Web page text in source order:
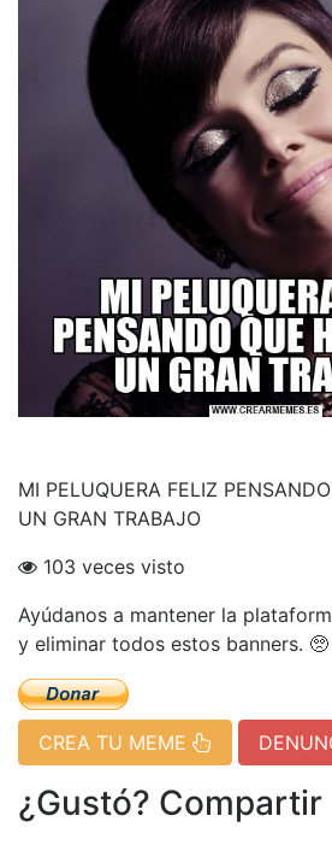
MI PELUQUERA FELIZ
UN GRAN TRABAJO
103 veces visto
Ayúdanos a mantener la
y eliminar todos estos banners. 🥺
CREA TU MEME
¿Gustó? Compartir